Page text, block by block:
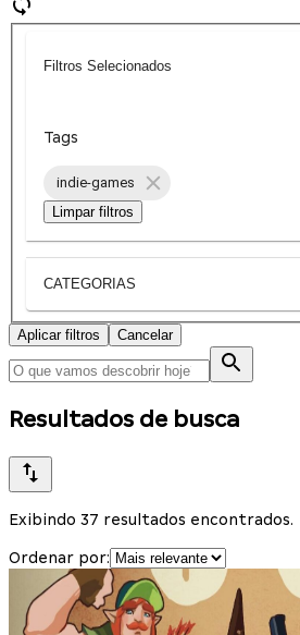
Filtros Selecionados
Tags
indie-games
Limpar filtros
CATEGORIAS
Aplicar filtros Cancelar
Resultados de busca
Exibindo 37 resultados encontrados.
Ordenar por: